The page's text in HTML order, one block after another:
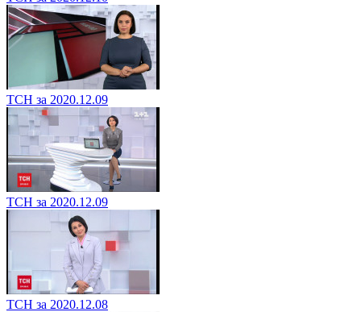
ТСН за 2020.12.09
ТСН за 2020.12.09
ТСН за 2020.12.08